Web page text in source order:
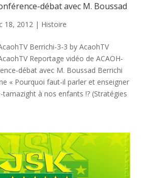
débat avec M. Boussad
18, 2012| Histoire
Berrichi-3-3 by AcaohTV
Reportage vidéo de ACAOH-
débat avec M. Boussad Berrichi
« Pourquoi faut-il parler et enseigner
tamazight à nos enfants !? (Stratégies